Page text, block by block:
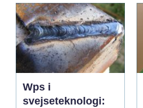
Wps i
svejseteknologi: